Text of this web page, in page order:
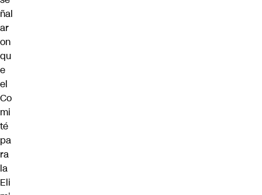
ñal
ar
on
qu
e
el
Co
mi
té
pa
ra
la
Eli